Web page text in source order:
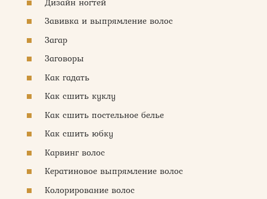
Завивка и выпрямление волос
Загар
Заговоры
Как гадать
Как сшить куклу
Как сшить постельное белье
Как сшить юбку
Карвинг волос
Кератиновое выпрямление волос
Колорирование волос